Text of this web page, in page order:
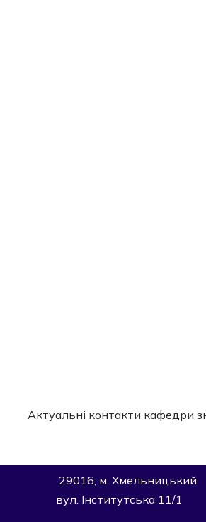
Актуальні контакти кафедри
29016, м. Хмельницький
вул. Інститутська 11/1